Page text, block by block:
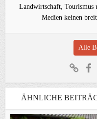
Landwirtschaft, Tourismus
Medien keinen
Alle
ÄHNLICHE